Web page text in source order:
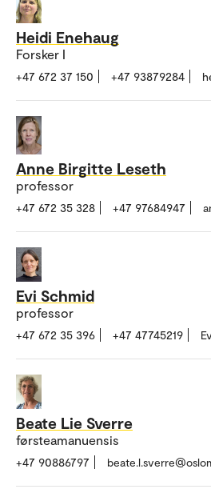
Heidi Enehaug
Forsker I
+47 672 37 150 +47 93879284
Anne Birgitte Leseth
professor
+47 672 35 328 +47 97684947
Evi Schmid
professor
+47 672 35 396 +47 47745219
Beate Lie Sverre
førsteamanuensis
+47 90886797